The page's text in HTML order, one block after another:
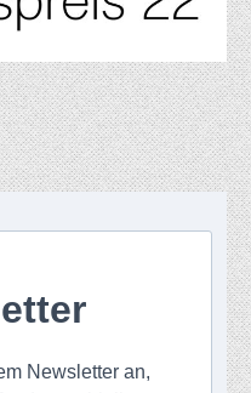
Newsletter an,